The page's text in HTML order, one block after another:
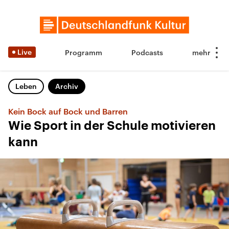
Live Programm Podcasts
Leben Archiv
Kein Bock auf Bock und Barren
Wie Sport in der Schule motivieren
kann